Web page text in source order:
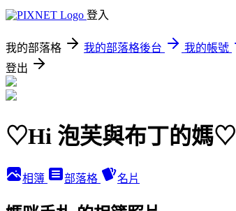
登入
我的部落格 我的部落格後台
我的帳號
登出
♡Hi 泡芙與布丁的媽♡
相簿 部落格 名片